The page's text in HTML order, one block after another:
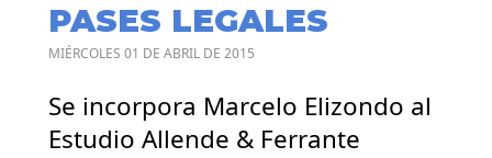
PASES LEGALES
MIÉRCOLES 01 DE ABRIL DE 2015
Se incorpora Marcelo Elizondo al
Estudio Allende & Ferrante